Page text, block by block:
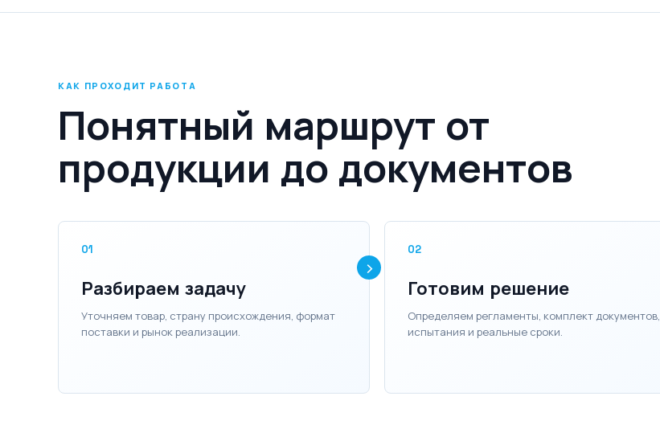
КАК ПРОХОДИТ РАБОТА
Понятный маршрут от
продукции до документов
01
Разбираем задачу
Уточняем товар, страну происхождения, формат
поставки и рынок реализации.
02
Готовим решение
Определяем регламенты, комплект документов,
испытания и реальные сроки.